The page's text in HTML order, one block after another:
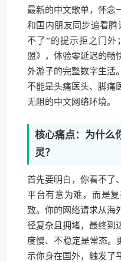
最新的中文歌单，怀念
和国内朋友同步追看腾
不了”的提示拒之门外
盟》，体验零延迟的畅
外游子的完整数字生活
不能是头痛医头、脚痛
无阻的中文网络环境。
核心痛点：为什么
灵？
首先要明白，你看不了
平台有意为难，而是
致。你的网络请求从海
径复杂且拥堵，最终到
度慢、不稳定是常态。
示你身在国外，触发了